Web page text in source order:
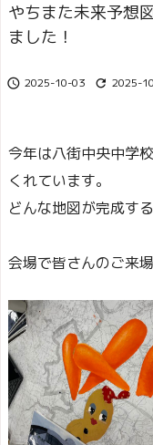
やちまた未来予想
ました！
 2025-10-03  2025-
今年は八街中央中学
くれています。
どんな地図が完成す
会場で皆さんのご来